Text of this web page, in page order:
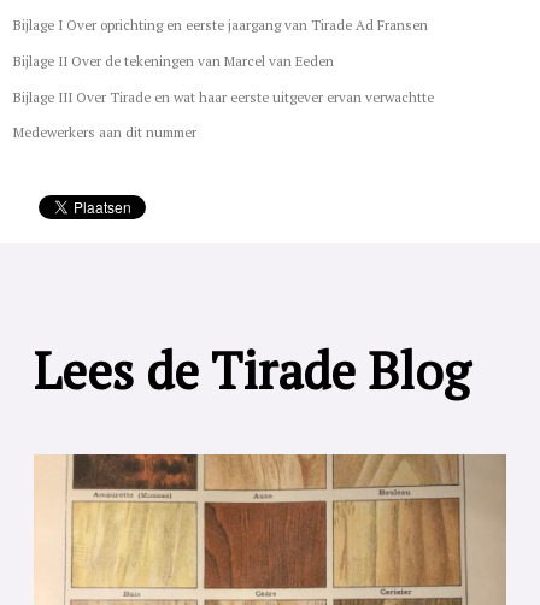
Bijlage I Over oprichting en eerste jaargang van Tirade Ad Fransen
Bijlage II Over de tekeningen van Marcel van Eeden
Bijlage III Over Tirade en wat haar eerste uitgever ervan verwachtte
Medewerkers aan dit nummer
Lees de Tirade Blog